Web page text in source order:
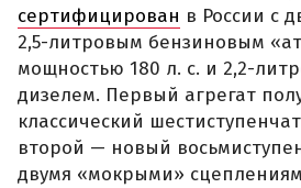
сертифицирован в России с
2,5-литровым бензиновым
мощностью 180 л. с. и 2,2-
дизелем. Первый агрегат
классический
второй — новый
двумя «мокрыми»